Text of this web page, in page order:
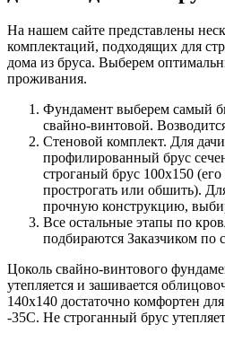
На нашем сайте представлены
комплектаций, подходящих для
дома из бруса. Выберем
проживания.
Фундамент выберем самый
свайно-винтовой.
Стеновой комплект. Для
профилированный брус
строганый брус 100х150
прострогать или обшить).
прочную конструкцию,
Все остальные этапы по
подбираются Заказчиком по
Цоколь свайно-винтового
утепляется и зашивается
140х140 достаточно комфортен
-35С. Не строганный брус